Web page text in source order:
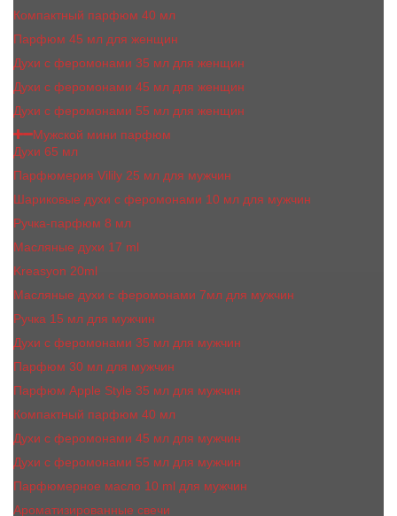
Компактный парфюм 40 мл
Парфюм 45 мл для женщин
Духи с феромонами 35 мл для женщин
Духи с феромонами 45 мл для женщин
Духи с феромонами 55 мл для женщин
Мужской мини парфюм
Духи 65 мл
Парфюмерия Vilily 25 мл для мужчин
Шариковые духи с феромонами 10 мл для мужчин
Ручка-парфюм 8 мл
Масляные духи 17 ml
Kreasyon 20ml
Масляные духи c феромонами 7мл для мужчин
Ручка 15 мл для мужчин
Духи с феромонами 35 мл для мужчин
Парфюм 30 мл для мужчин
Парфюм Apple Style 35 мл для мужчин
Компактный парфюм 40 мл
Духи с феромонами 45 мл для мужчин
Духи с феромонами 55 мл для мужчин
Парфюмерное масло 10 ml для мужчин
Ароматизированные свечи